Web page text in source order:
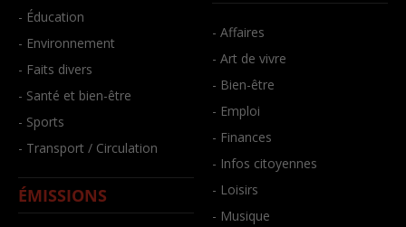
- Éducation
- Environnement
- Faits divers
- Santé et bien-être
- Sports
- Transport / Circulation
ÉMISSIONS
- Affaires
- Art de vivre
- Bien-être
- Emploi
- Finances
- Infos citoyennes
- Loisirs
- Musique